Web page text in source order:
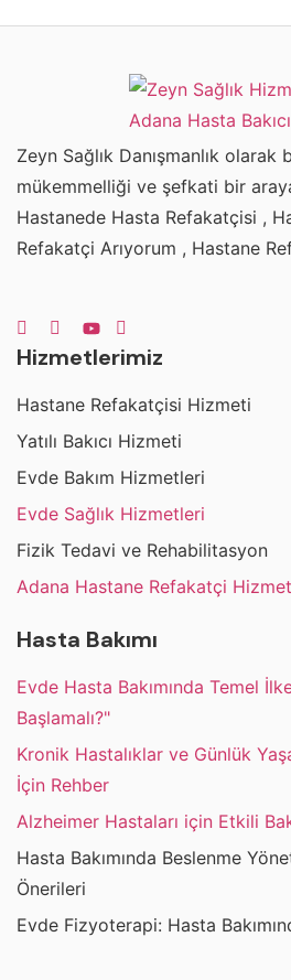
Zeyn Sağlık Danışmanlık olarak
mükemmelliği ve şefkati bir
Hastanede Hasta Refakatçisi ,
Refakatçi Arıyorum , Hastane
Hizmetlerimiz
Hastane Refakatçisi Hizmeti
Yatılı Bakıcı Hizmeti
Evde Bakım Hizmetleri
Evde Sağlık Hizmetleri
Fizik Tedavi ve Rehabilitasyon
Adana Hastane Refakatçi
Hasta Bakımı
Evde Hasta Bakımında Temel
Başlamalı?"
Kronik Hastalıklar ve Günlük
İçin Rehber
Alzheimer Hastaları için Etkili
Hasta Bakımında Beslenme
Önerileri
Evde Fizyoterapi: Hasta